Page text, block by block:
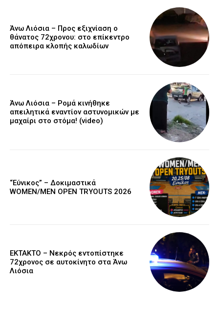
Άνω Λιόσια – Προς εξιχνίαση ο
θάνατος 72χρονου: στο επίκεντρο
απόπειρα κλοπής καλωδίων
Άνω Λιόσια – Ρομά κινήθηκε
απειλητικά εναντίον αστυνομικών με
μαχαίρι στο στόμα! (video)
“Εύνικος” – Δοκιμαστικά
WOMEN/MEN OPEN TRYOUTS 2026
EKTAKTO – Νεκρός εντοπίστηκε
72χρονος σε αυτοκίνητο στα Άνω
Λιόσια